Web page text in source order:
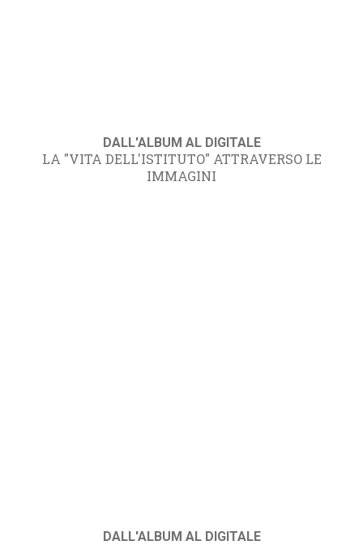
DALL'ALBUM AL DIGITALE
LA "VITA DELL'ISTITUTO" ATTRAVERSO LE
IMMAGINI
DALL'ALBUM AL DIGITALE